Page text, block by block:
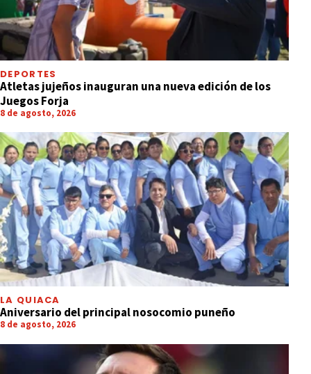
DEPORTES
Atletas jujeños inauguran una nueva edición de los
Juegos Forja
8 de agosto, 2026
LA QUIACA
Aniversario del principal nosocomio puneño
8 de agosto, 2026